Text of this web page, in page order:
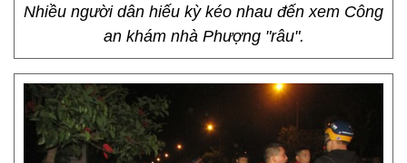
Nhiều người dân hiếu kỳ kéo nhau đến xem Công
an khám nhà Phượng "râu".